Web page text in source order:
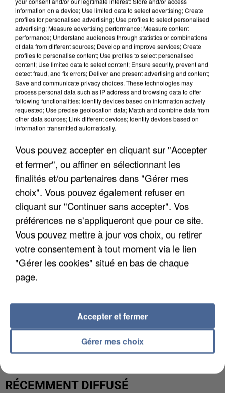
APRÈS TOUTES CES CANICULES, LES REFUGES
L’UN DES FONDATEURS SUPPOSÉS DE LA DZ
MAFIA INTERPELLÉ EN ALGÉRIE
RÉCEMMENT DIFFUSÉ
information on a device; Use limited data to select advertising; Create
profiles for personalised advertising; Use profiles to select personalised
advertising; Measure advertising performance; Measure content
performance; Understand audiences through statistics or combinations
of data from different sources; Develop and improve services; Create
profiles to personalise content; Use profiles to select personalised
content; Use limited data to select content; Ensure security, prevent and
detect fraud, and fix errors; Deliver and present advertising and content;
Save and communicate privacy choices. These technologies may
process personal data such as IP address and browsing data to offer
following functionalities: Identify devices based on information actively
requested; Use precise geolocation data; Match and combine data from
other data sources; Link different devices; Identify devices based on
information transmitted automatically.
Vous pouvez accepter en cliquant sur "Accepter
et fermer", ou affiner en sélectionnant les
finalités et/ou partenaires dans "Gérer mes
choix". Vous pouvez également refuser en
cliquant sur "Continuer sans accepter". Vos
préférences ne s'appliqueront que pour ce site.
Vous pouvez mettre à jour vos choix, ou retirer
votre consentement à tout moment via le lien
"Gérer les cookies" situé en bas de chaque
page.
Gérer mes choix
Accepter et fermer